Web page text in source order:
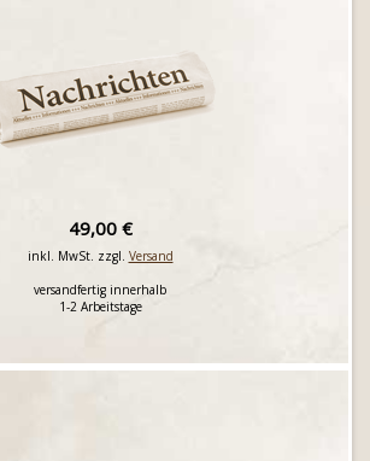
49,00 €
inkl. MwSt. zzgl. Versand
versandfertig innerhalb
1-2 Arbeitstage